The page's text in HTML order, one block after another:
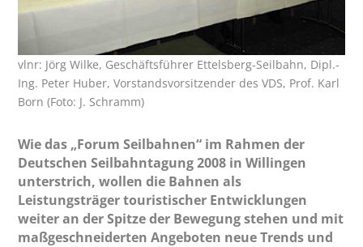
vlnr: Jörg Wilke, Geschäftsführer Ettelsberg-Seilbahn, Dipl.-
Ing. Peter Huber, Vorstandsvorsitzender des VDS, Prof. Karl
Born (Foto: J. Schramm)
Wie das „Forum Seilbahnen“ im Rahmen der
Deutschen Seilbahntagung 2008 in Willingen
unterstrich, wollen die Bahnen als
Leistungsträger touristischer Entwicklungen
weiter an der Spitze der Bewegung stehen und mit
maßgeschneiderten Angeboten neue Trends und